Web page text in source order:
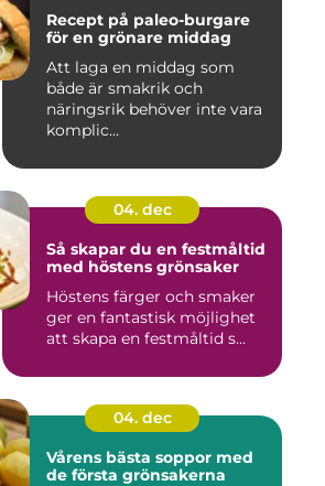
Recept på paleo-burgare
för en grönare middag
Att laga en middag som
både är smakrik och
näringsrik behöver inte vara
komplic...
04. dec
Så skapar du en festmåltid
med höstens grönsaker
Höstens färger och smaker
ger en fantastisk möjlighet
att skapa en festmåltid s...
04. dec
Vårens bästa soppor med
de första grönsakerna